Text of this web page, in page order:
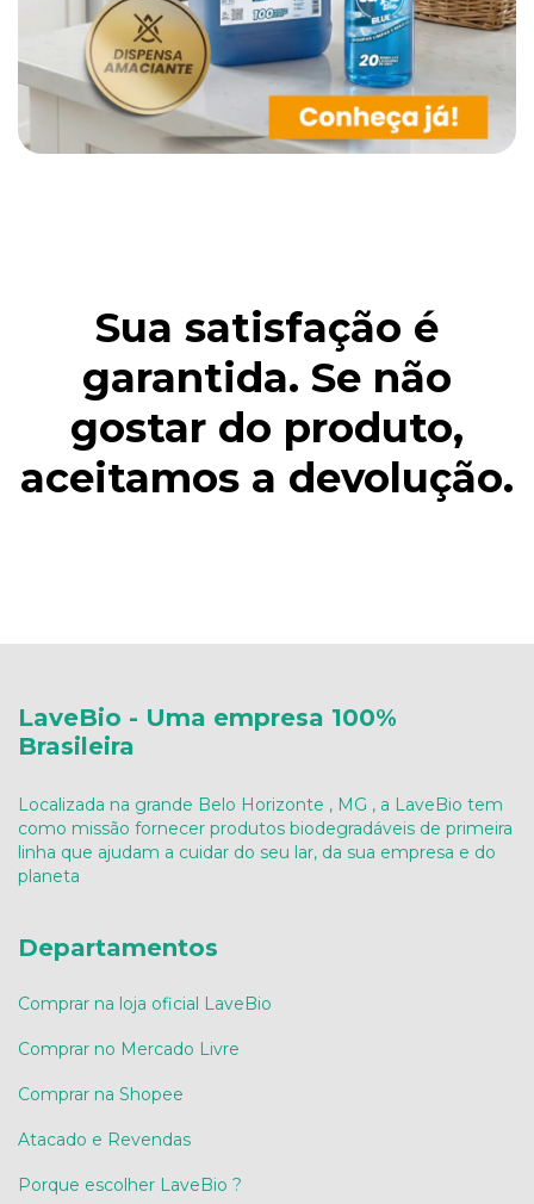
Sua satisfação é
garantida. Se não
gostar do produto,
aceitamos a devolução.
LaveBio - Uma empresa 100%
Brasileira
Localizada na grande Belo Horizonte , MG , a LaveBio tem
como missão fornecer produtos biodegradáveis de primeira
linha que ajudam a cuidar do seu lar, da sua empresa e do
planeta
Departamentos
Comprar na loja oficial LaveBio
Comprar no Mercado Livre
Comprar na Shopee
Atacado e Revendas
Porque escolher LaveBio ?